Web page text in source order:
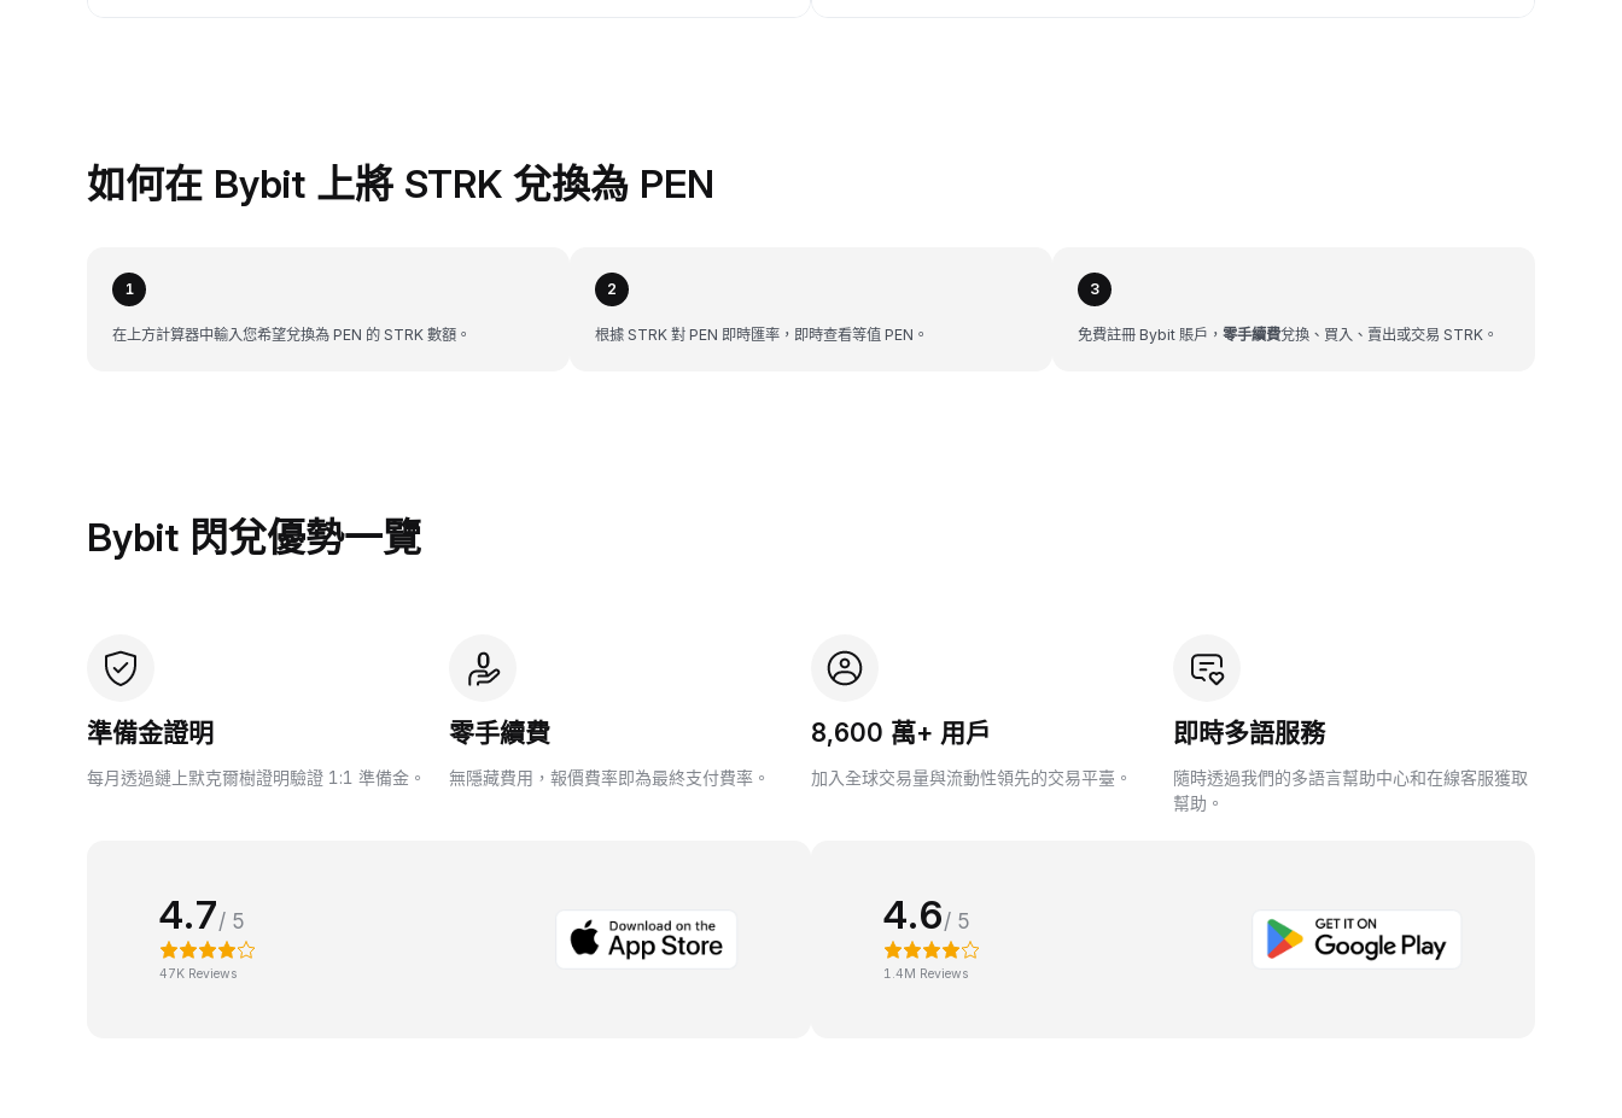
如何在 Bybit 上將 STRK 兌換為 PEN
1
在上方計算器中輸入您希望兌換為 PEN 的 STRK 數額。
2
根據 STRK 對 PEN 即時匯率，即時查看等值 PEN。
3
免費註冊 Bybit 賬戶， 零手續費兌換、買入、賣出或交易 STRK。
Bybit 閃兌優勢一覽
準備金證明
每月透過鏈上默克爾樹證明驗證 1:1 準備金。
零手續費
無隱藏費用，報價費率即為最終支付費率。
8,600 萬+ 用戶
加入全球交易量與流動性領先的交易平臺。
即時多語服務
隨時透過我們的多語言幫助中心和在線客服獲取
幫助。
4.7/ 5
47K Reviews
4.6/ 5
1.4M Reviews